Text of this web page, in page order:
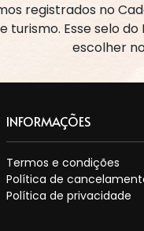
registrados no
turismo. Esse selo
escolher
INFORMAÇÕES
Termos e condições
Política de
Política de privacidade